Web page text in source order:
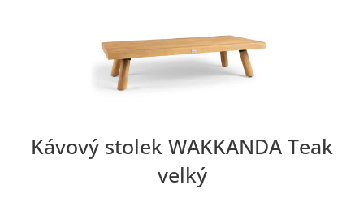
Kávový stolek WAKKANDA Teak
velký